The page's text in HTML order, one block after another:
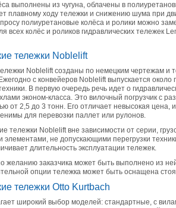
выполнены из чугуна, облачены в
плавному ходу тележки и снижению шума при
полиуретановые колёса и ролики можно
всех колёс и роликов гидравлических тележек
тележки Noblelift
Noblelift созданы по немецким чертежам и
с конвейеров Noblelift выпускается
В первую очередь речь идет о
эконом-класса. Это вилочный погрузчик с
от 2,5 до 3 тонн. Его отличает невысокая цена,
для перевозки паллет или рулонов.
тележки Noblelift вне зависимости от серии,
элементами, не допускающими перегрузки
длительность эксплуатации тележек.
желанию заказчика может быть выполнено из
опции тележка может быть оснащена
тележки Otto Kurtbach
широкий выбор моделей: стандартные, с